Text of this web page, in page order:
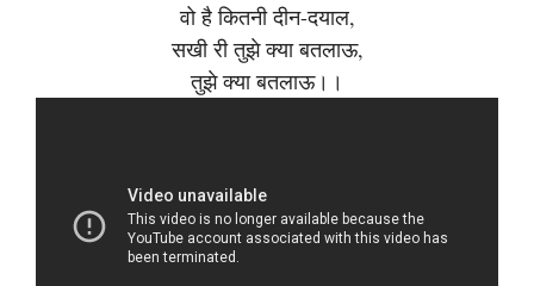
वो है कितनी दीन-दयाल,
सखी री तुझे क्या बतलाऊ,
तुझे क्या बतलाऊ।।